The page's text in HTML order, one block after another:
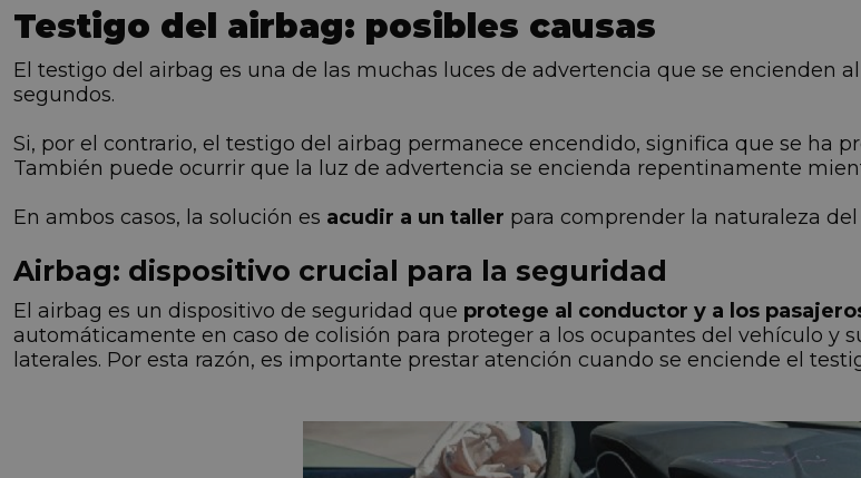
Testigo del airbag: posibles causas
El testigo del airbag es una de las muchas luces de advertencia que se encienden
segundos.
Si, por el contrario, el testigo del airbag permanece encendido, significa que se ha
También puede ocurrir que la luz de advertencia se encienda repentinamente
En ambos casos, la solución es acudir a un taller para comprender la naturaleza
Airbag: dispositivo crucial para la seguridad
El airbag es un dispositivo de seguridad que protege al conductor y a los
automáticamente en caso de colisión para proteger a los ocupantes del vehículo y
laterales. Por esta razón, es importante prestar atención cuando se enciende el